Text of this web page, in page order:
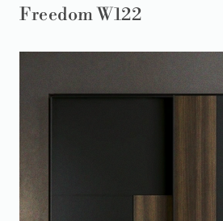
Freedom W122